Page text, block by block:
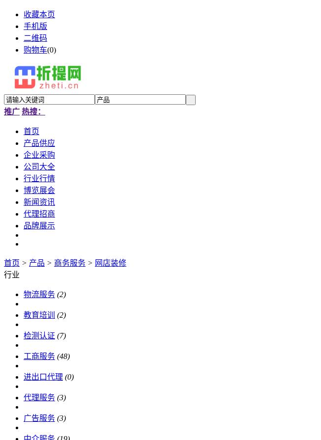
收藏本页
手机版
二维码
购物车(0)
推广 热搜：
首页
产品供应
企业采购
公司大全
行业行情
博览展会
新闻资讯
代理招商
品牌展示
首页 > 产品 > 商务服务 > 网店装修
行业
物流服务 (2)
教育培训 (2)
检测认证 (7)
工商服务 (48)
进出口代理 (0)
代理服务 (3)
广告服务 (3)